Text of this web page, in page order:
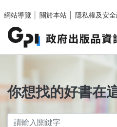
網站導覽
關於本站 隱私權及安
你想找的好書在